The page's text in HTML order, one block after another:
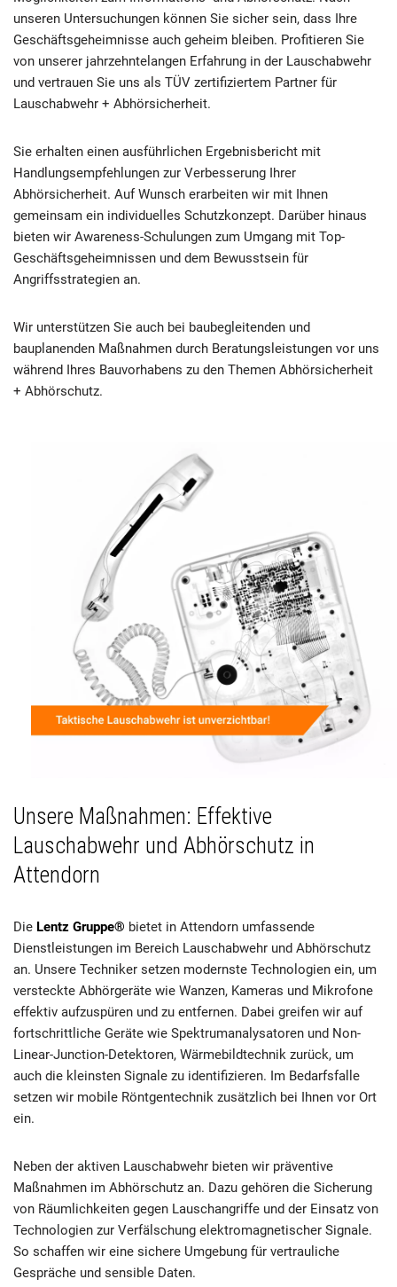
unseren Untersuchungen können Sie sicher sein, dass Ihre
Geschäftsgeheimnisse auch geheim bleiben. Profitieren Sie
von unserer jahrzehntelangen Erfahrung in der Lauschabwehr
und vertrauen Sie uns als TÜV zertifiziertem Partner für
Lauschabwehr + Abhörsicherheit.
Sie erhalten einen ausführlichen Ergebnisbericht mit
Handlungsempfehlungen zur Verbesserung Ihrer
Abhörsicherheit. Auf Wunsch erarbeiten wir mit Ihnen
gemeinsam ein individuelles Schutzkonzept. Darüber hinaus
bieten wir Awareness-Schulungen zum Umgang mit Top-
Geschäftsgeheimnissen und dem Bewusstsein für
Angriffsstrategien an.
Wir unterstützen Sie auch bei baubegleitenden und
bauplanenden Maßnahmen durch Beratungsleistungen vor uns
während Ihres Bauvorhabens zu den Themen Abhörsicherheit
+ Abhörschutz.
Unsere Maßnahmen: Effektive
Lauschabwehr und Abhörschutz in
Attendorn
Die Lentz Gruppe® bietet in Attendorn umfassende
Dienstleistungen im Bereich Lauschabwehr und Abhörschutz
an. Unsere Techniker setzen modernste Technologien ein, um
versteckte Abhörgeräte wie Wanzen, Kameras und Mikrofone
effektiv aufzuspüren und zu entfernen. Dabei greifen wir auf
fortschrittliche Geräte wie Spektrumanalysatoren und Non-
Linear-Junction-Detektoren, Wärmebildtechnik zurück, um
auch die kleinsten Signale zu identifizieren. Im Bedarfsfalle
setzen wir mobile Röntgentechnik zusätzlich bei Ihnen vor Ort
ein.
Neben der aktiven Lauschabwehr bieten wir präventive
Maßnahmen im Abhörschutz an. Dazu gehören die Sicherung
von Räumlichkeiten gegen Lauschangriffe und der Einsatz von
Technologien zur Verfälschung elektromagnetischer Signale.
So schaffen wir eine sichere Umgebung für vertrauliche
Gespräche und sensible Daten.